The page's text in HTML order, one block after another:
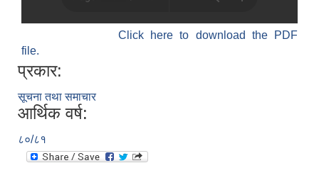
Click here to download the PDF
file.
प्रकार:
सूचना तथा समाचार
आर्थिक वर्ष:
८०/८१